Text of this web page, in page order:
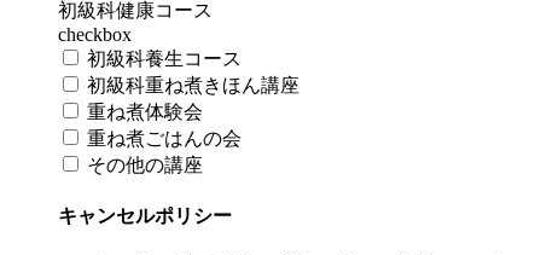
初級科健康コース
checkbox
初級科養生コース
初級科重ね煮きほん講座
重ね煮体験会
重ね煮ごはんの会
その他の講座
キャンセルポリシー